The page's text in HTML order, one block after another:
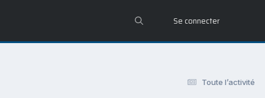
Se connecter
Toute l’activité